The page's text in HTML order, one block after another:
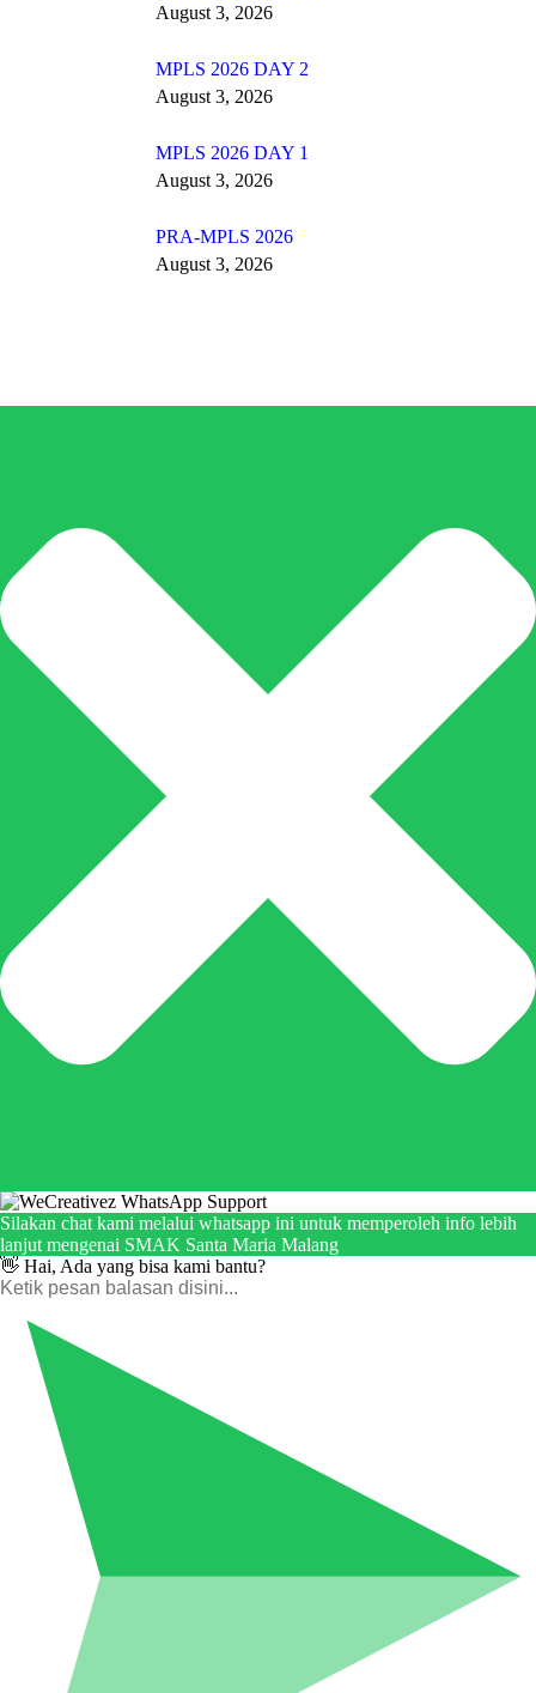
August 3, 2026
MPLS 2026 DAY 2
August 3, 2026
MPLS 2026 DAY 1
August 3, 2026
PRA-MPLS 2026
August 3, 2026
Silakan chat kami melalui whatsapp ini untuk memperoleh info lebih
lanjut mengenai SMAK Santa Maria Malang
👋 Hai, Ada yang bisa kami bantu?